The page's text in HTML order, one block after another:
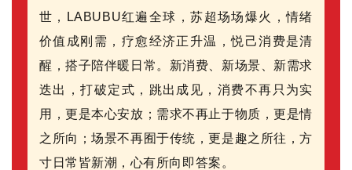
世，LABUBU红遍全球，苏超场场爆火，情绪
价值成刚需，疗愈经济正升温，悦己消费是清
醒，搭子陪伴暖日常。新消费、新场景、新需求
迭出，打破定式，跳出成见，消费不再只为实
用，更是本心安放；需求不再止于物质，更是情
之所向；场景不再囿于传统，更是趣之所往，方
寸日常皆新潮，心有所向即答案。